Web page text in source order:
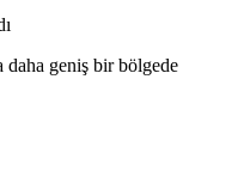
geniş bir bölgede